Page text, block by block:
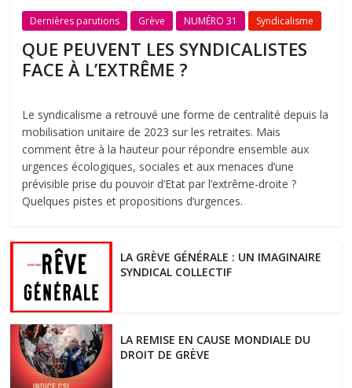
Dernières parutions Grève NUMÉRO 31 Syndicalisme
QUE PEUVENT LES SYNDICALISTES
FACE À L’EXTRÊME ?
Le syndicalisme a retrouvé une forme de centralité depuis la
mobilisation unitaire de 2023 sur les retraites. Mais
comment être à la hauteur pour répondre ensemble aux
urgences écologiques, sociales et aux menaces d’une
prévisible prise du pouvoir d’Etat par l’extrême-droite ?
Quelques pistes et propositions d’urgences.
LA GRÈVE GÉNÉRALE : UN IMAGINAIRE
SYNDICAL COLLECTIF
LA REMISE EN CAUSE MONDIALE DU
DROIT DE GRÈVE